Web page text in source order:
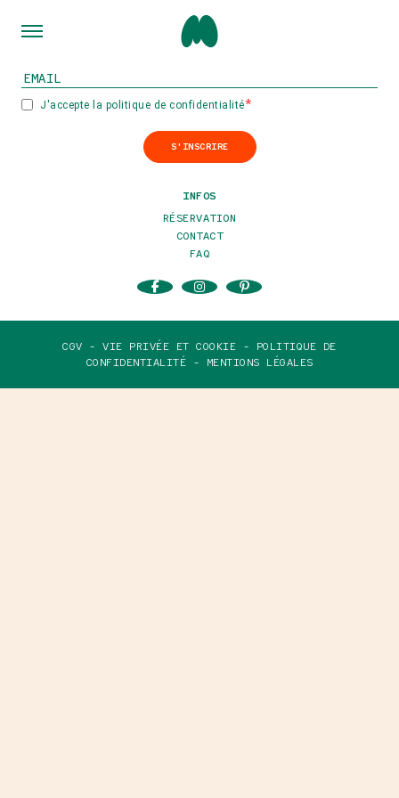
INSCRIVEZ-VOUS À NOTRE NEWSLETTER
J'accepte la politique de confidentialité
S'INSCRIRE
INFOS
RÉSERVATION
CONTACT
FAQ
CGV - VIE PRIVÉE ET COOKIE -
POLITIQUE DE
CONFIDENTIALITÉ -
MENTIONS LÉGALES